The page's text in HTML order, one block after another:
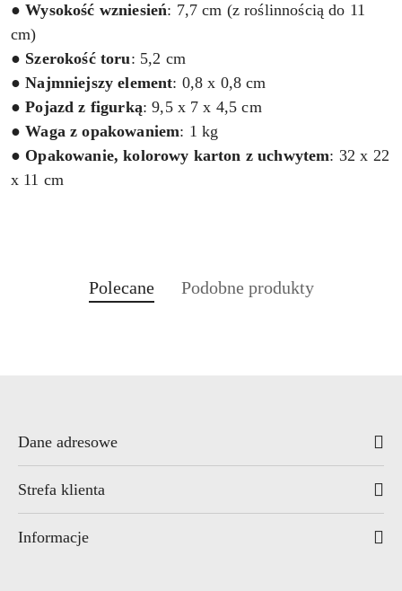
●Wysokość wzniesień: 7,7 cm (z roślinnością do 11
cm)
● Szerokość toru: 5,2 cm
●Najmniejszy element: 0,8 x 0,8 cm
●Pojazd z figurką: 9,5 x 7 x 4,5 cm
●Waga z opakowaniem: 1 kg
● Opakowanie, kolorowy karton z uchwytem: 32 x 22
x 11 cm
Pomiń karuzelę produktów
Produkty
Polecane
Produkty
Podobne produkty
Dane adresowe
Strefa klienta
Informacje